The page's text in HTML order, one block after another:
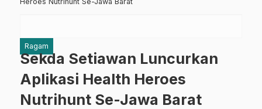
Ragam
Sekda Setiawan Luncurkan
Aplikasi Health Heroes
Nutrihunt Se-Jawa Barat